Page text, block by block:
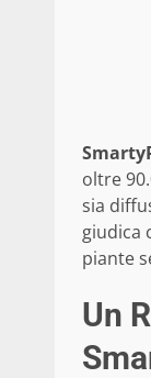
oltre
sia
giudica
piante
Un